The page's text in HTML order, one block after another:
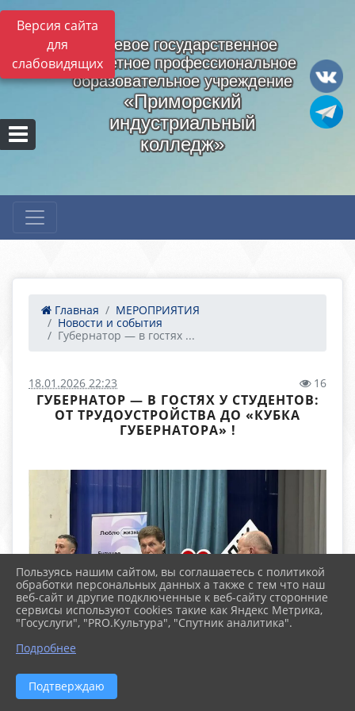
Версия сайта
для
слабовидящих
Краевое государственное
бюджетное профессиональное
образовательное учреждение
«Приморский
индустриальный
колледж»
Главная
МЕРОПРИЯТИЯ
Новости и события
Губернатор — в гостях ...
18.01.2026 22:23 16
ГУБЕРНАТОР — В ГОСТЯХ У СТУДЕНТОВ:
ОТ ТРУДОУСТРОЙСТВА ДО «КУБКА
ГУБЕРНАТОРА» !
Пользуясь нашим сайтом, вы соглашаетесь с политикой
обработки персональных данных а также с тем что наш
веб-сайт и другие подключенные к веб-сайту сторонние
сервисы используют cookies такие как Яндекс Метрика,
"Госуслуги", "PRO.Культура", "Спутник аналитика".
Подробнее
Подтверждаю